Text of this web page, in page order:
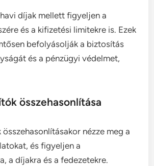
díjak mellett figyeljen a
és a kifizetési limitekre is. Ezek
befolyásolják a biztosítás
és a pénzügyi védelmet,
összehasonlítása
nézze meg a
és figyeljen a
a díjakra és a fedezetekre.